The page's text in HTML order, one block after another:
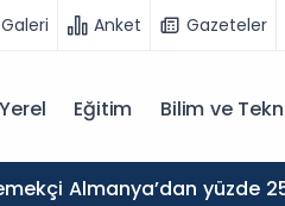
Galeri Anket Gazeteler
Yerel Eğitim Bilim ve